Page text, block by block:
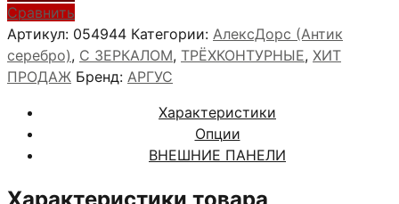
АлексДорс
Милли
Коньяк
(антик
Сравнить
Артикул: 054944 Категории: АлексДорс (Антик
серебро), С ЗЕРКАЛОМ, ТРЁХКОНТУРНЫЕ, ХИТ
ПРОДАЖ Бренд: АРГУС
Характеристики
Опции
ВНЕШНИЕ ПАНЕЛИ